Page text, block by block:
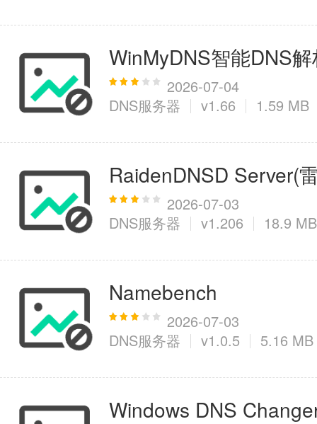
WinMyDNS智能DNS
2026-07-04
DNS服务器
v1.66 1.59 MB
RaidenDNSD Server(
2026-07-03
DNS服务器
v1.206 18.9 MB
Namebench
2026-07-03
DNS服务器
v1.0.5 5.16 MB
Windows DNS